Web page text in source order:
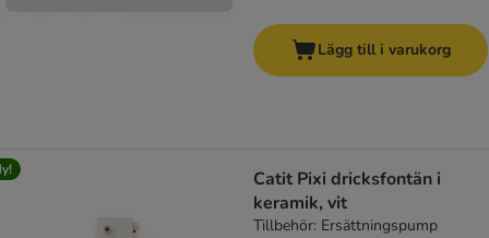
Lägg till i varukorg
Catit Pixi dricksfontän i
keramik, vit
Tillbehör: Ersättningspump